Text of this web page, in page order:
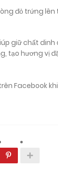
đỏ trứng
giữ chất
tạo hương vị
Facebook